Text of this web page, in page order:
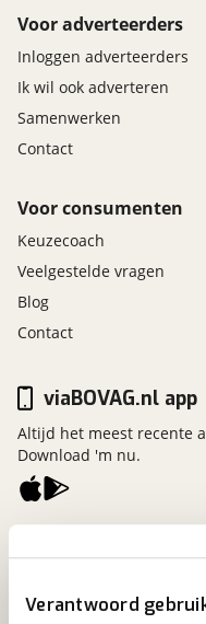
Verantwoord
Voor adverteerders
Inloggen adverteerders
Ik wil ook adverteren
Samenwerken
Contact
Voor consumenten
Keuzecoach
Veelgestelde vragen
Blog
Contact
Een initiatief van
viaBOVAG.nl app
Altijd het meest recente
Download 'm nu.